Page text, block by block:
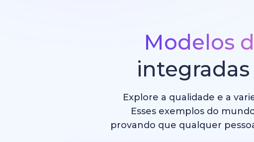
Modelos
Explore a qualidade e a
Esses exemplos do
provando que qualquer